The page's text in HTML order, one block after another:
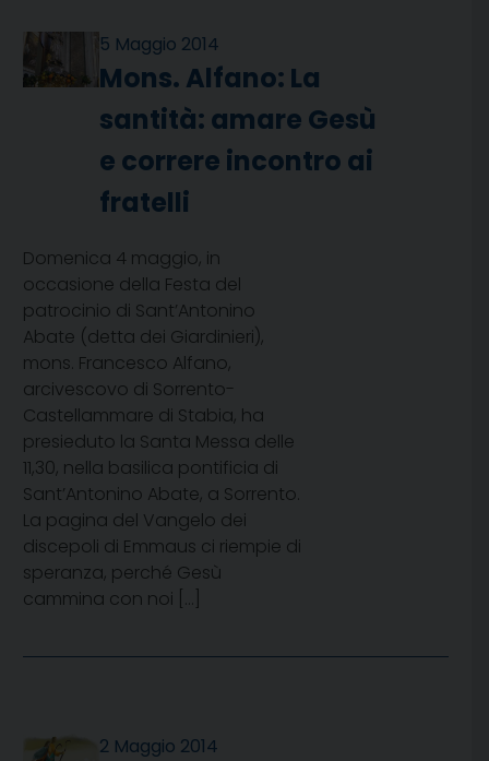
5 Maggio 2014
Mons. Alfano: La
santità: amare Gesù
e correre incontro ai
fratelli
Domenica 4 maggio, in
occasione della Festa del
patrocinio di Sant’Antonino
Abate (detta dei Giardinieri),
mons. Francesco Alfano,
arcivescovo di Sorrento-
Castellammare di Stabia, ha
presieduto la Santa Messa delle
11,30, nella basilica pontificia di
Sant’Antonino Abate, a Sorrento.
La pagina del Vangelo dei
discepoli di Emmaus ci riempie di
speranza, perché Gesù
cammina con noi […]
2 Maggio 2014